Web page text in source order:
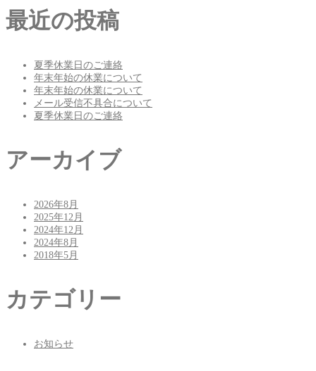
最近の投稿
夏季休業日のご連絡
年末年始の休業について
年末年始の休業について
メール受信不具合について
夏季休業日のご連絡
アーカイブ
2026年8月
2025年12月
2024年12月
2024年8月
2018年5月
カテゴリー
お知らせ